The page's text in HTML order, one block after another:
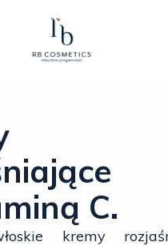
C.
kremy